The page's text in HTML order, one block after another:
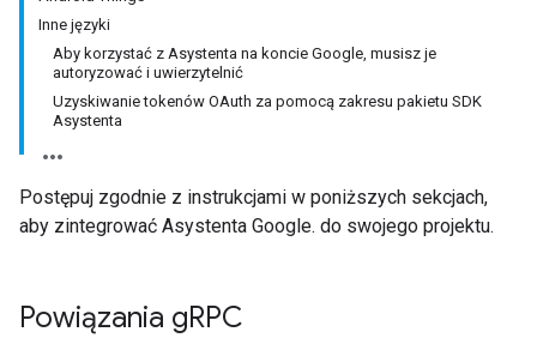
Inne języki
Aby korzystać z Asystenta na koncie Google, musisz je
autoryzować i uwierzytelnić
Uzyskiwanie tokenów OAuth za pomocą zakresu pakietu SDK
Asystenta
Postępuj zgodnie z instrukcjami w poniższych sekcjach,
aby zintegrować Asystenta Google. do swojego projektu.
Powiązania gRPC